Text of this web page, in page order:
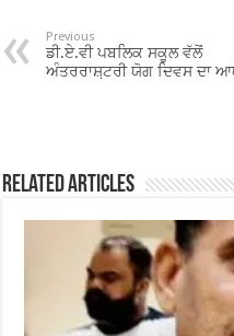
o
o
p
p
Previous
ਡੀ.ਏ.ਵੀ ਪਬਲਿਕ ਸਕੂਲ ਵੱਲੋਂ
ਅੰਤਰਰਾਸ਼਼ਟਰੀ ਯੋਗ ਦਿਵਸ ਦਾ
Related Articles